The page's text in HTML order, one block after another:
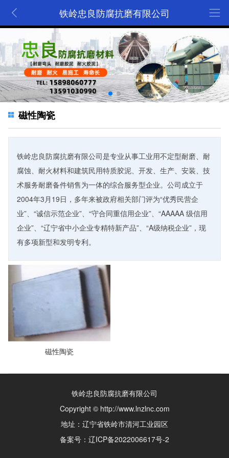
铁岭忠良防腐抗磨有限公司
磁性陶瓷
铁岭忠良防腐抗磨有限公司是专业从事工业用不定型耐磨、耐
腐蚀、耐火材料和建筑民用特质胶泥、开发、生产、安装、技
术服务耐磨备件销售为一体的综合服务型企业。公司成立于
2004年3月19日，多年来被政府相关部门评为“优秀民营企
业”、“诚信示范企业”、“守合同重信用企业”、“AAAAA 级信用
企业”、“辽宁省中小企业专精特新产品”、“A级纳税企业”，现
有多项新型和发明专利。
磁性陶瓷
铁岭忠良防腐抗磨有限公司
Copyright © http://www.lnzlnc.com
地址：辽宁省铁岭市清河工业园区
备案号： 辽ICP备2022006617号-2